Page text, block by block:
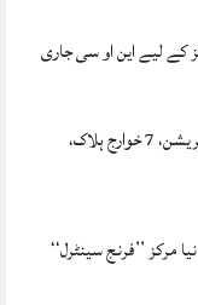
کے لیے این او سی جاری
ہنگو میں سکیورٹی فورسز کا آپریشن، 7 خوارج ہلاک،
مرکز ’’فرنج سینٹرل‘‘